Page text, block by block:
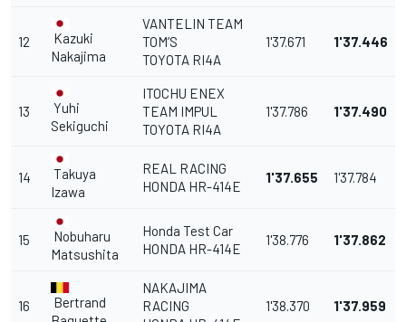
12
Kazuki
Nakajima
VANTELIN TEAM
TOM’S
TOYOTA RI4A
1'37.671 1'37.446
13
Yuhi
Sekiguchi
ITOCHU ENEX
TEAM IMPUL
TOYOTA RI4A
1'37.786 1'37.490
14
Takuya
Izawa
REAL RACING
HONDA HR-414E
1'37.655 1'37.784
15
Nobuharu
Matsushita
Honda Test Car
HONDA HR-414E
1'38.776 1'37.862
16
Bertrand
NAKAJIMA
RACING
1'38.370 1'37.959